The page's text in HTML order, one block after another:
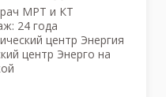
МРТ и КТ
24 года
центр Энергия
центр Энерго на